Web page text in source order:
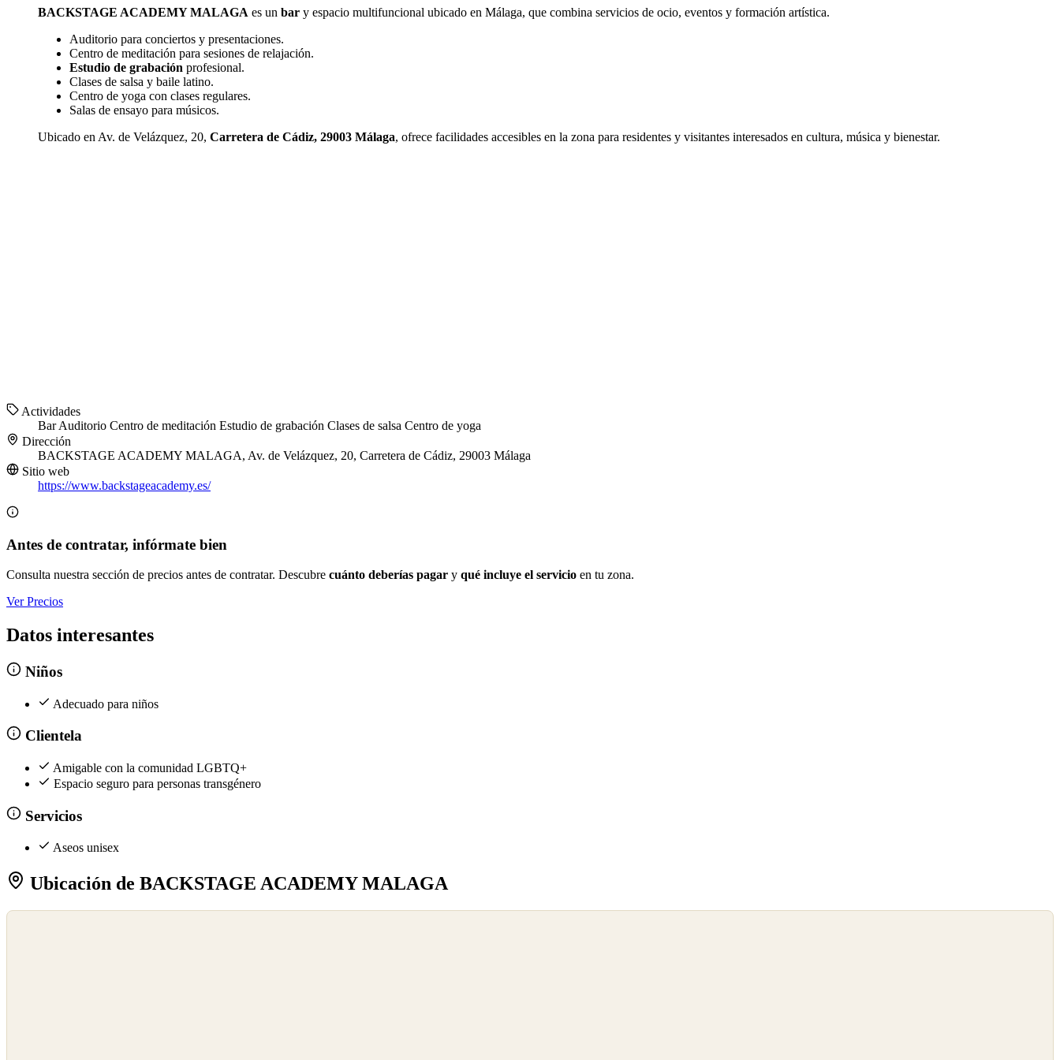
BACKSTAGE ACADEMY MALAGA es un bar y espacio multifuncional ubicado en Málaga, que combina servicios de ocio, eventos y formación artística.
Auditorio para conciertos y presentaciones.
Centro de meditación para sesiones de relajación.
Estudio de grabación profesional.
Clases de salsa y baile latino.
Centro de yoga con clases regulares.
Salas de ensayo para músicos.
Ubicado en Av. de Velázquez, 20, Carretera de Cádiz, 29003 Málaga, ofrece facilidades accesibles en la zona para residentes y visitantes interesados en cultura, música y bienestar.
Actividades
BarAuditorio Centro de meditación Estudio de grabación Clases de salsa Centro de yoga
Dirección
BACKSTAGE ACADEMY MALAGA, Av. de Velázquez, 20, Carretera de Cádiz, 29003 Málaga
Sitio web
https://www.backstageacademy.es/
Antes de contratar, infórmate bien
Consulta nuestra sección de precios antes de contratar. Descubre cuánto deberías pagar y qué incluye el servicio en tu zona.
Ver Precios
Datos interesantes
Niños
Adecuado para niños
Clientela
Amigable con la comunidad LGBTQ+
Espacio seguro para personas transgénero
Servicios
Aseos unisex
Ubicación de BACKSTAGE ACADEMY MALAGA